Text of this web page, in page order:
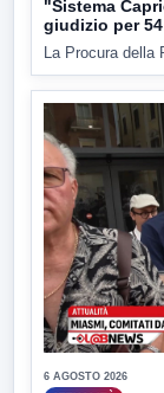
"Sistema
giudizio per 54
La Procura della
6 AGOSTO 2026